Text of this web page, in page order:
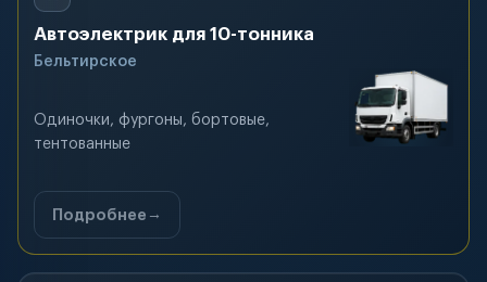
Автоэлектрик для 10-тонника
Бельтирское
Одиночки, фургоны, бортовые,
тентованные
Подробнее